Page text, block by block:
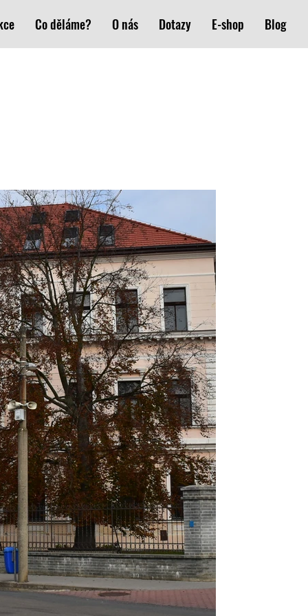
Co děláme? O nás Dotazy E-shop Blog